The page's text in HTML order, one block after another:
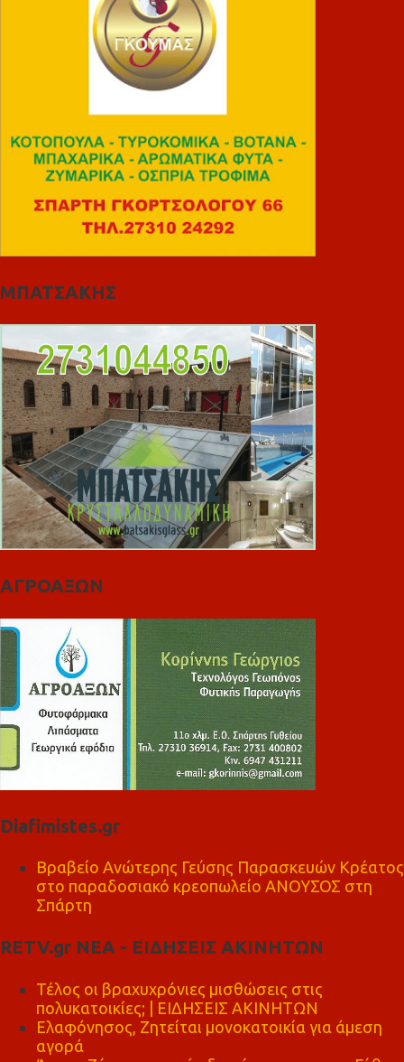
ΜΠΑΤΣΑΚΗΣ
ΑΓΡΟΑΞΩΝ
Diafimistes.gr
Βραβείο Ανώτερης Γεύσης Παρασκευών Κρέατος
στο παραδοσιακό κρεοπωλείο ΑΝΟΥΣΟΣ στη
Σπάρτη
RETV.gr ΝΕΑ - ΕΙΔΗΣΕΙΣ ΑΚΙΝΗΤΩΝ
Τέλος οι βραχυχρόνιες μισθώσεις στις
πολυκατοικίες; | ΕΙΔΗΣΕΙΣ ΑΚΙΝΗΤΩΝ
Ελαφόνησος, Ζητείται μονοκατοικία για άμεση
αγορά